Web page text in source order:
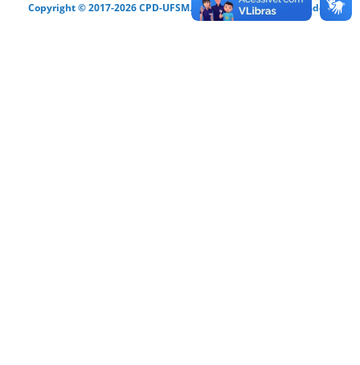
Copyright © 2017-2026 CPD-UFSM. Todos os direitos reservados.